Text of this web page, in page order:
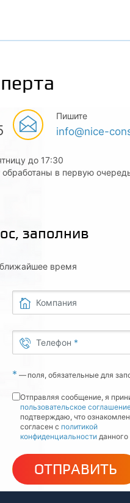
Пишите
info@nice-
до 17:30
в первую
заполнив
время
Компания
Телефон *
* — поля, обязательные для
Отправляя сообщение, я
пользовательское
подтверждаю, что
согласен с политикой
конфиденциальности данного
ОТПРАВИТЬ